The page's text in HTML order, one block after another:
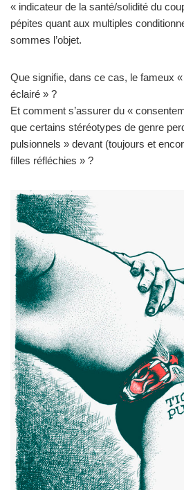
« indicateur de la santé/solidité du
pépites quant aux multiples
sommes l’objet.
Que signifie, dans ce cas, le fameux
éclairé » ?
Et comment s’assurer du «
que certains stéréotypes de genre
pulsionnels » devant (toujours et
filles réfléchies » ?